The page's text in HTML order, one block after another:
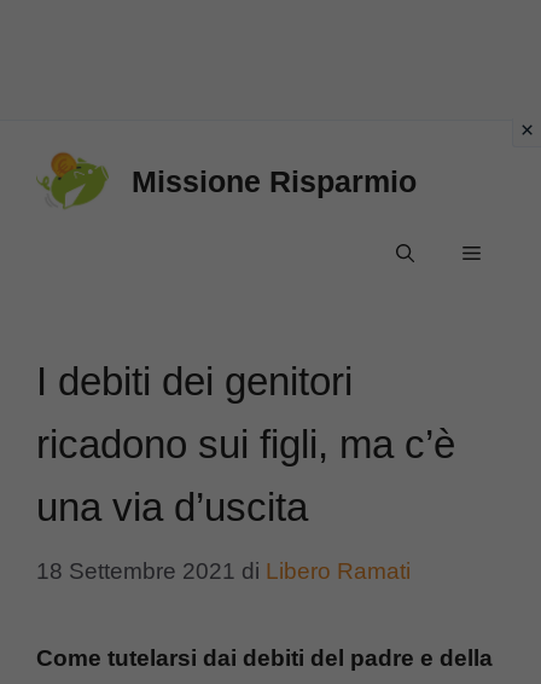
Missione Risparmio
Menu
I debiti dei genitori
ricadono sui figli, ma c’è
una via d’uscita
18 Settembre 2021 di Libero Ramati
Come tutelarsi dai debiti del padre e della